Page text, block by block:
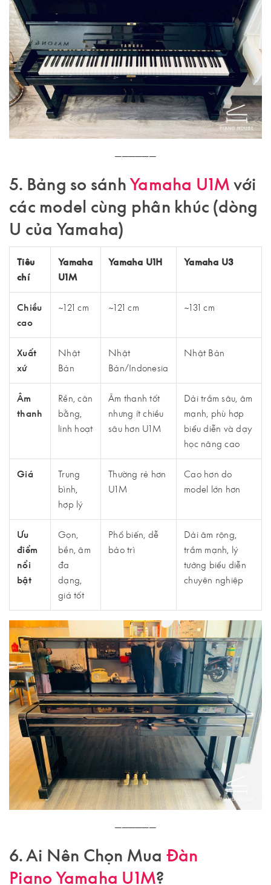
──────
5. Bảng so sánhYamaha U1M với
các model cùng phân khúc (dòng
U của Yamaha)
Tiêu
chí
Yamaha
U1M
Yamaha U1H Yamaha U3
Chiều
cao
~121 cm ~121 cm ~131 cm
Xuất
xứ
Nhật
Bản
Nhật
Bản/Indonesia
Nhật Bản
Âm
thanh
Rền, cân
bằng,
linh hoạt
Âm thanh tốt
nhưng ít chiều
sâu hơn U1M
Dải trầm sâu, âm
mạnh, phù hợp
biểu diễn và dạy
học nâng cao
Giá
Trung
bình,
hợp lý
Thường rẻ hơn
U1M
Cao hơn do
model lớn hơn
Ưu
điểm
nổi
bật
Gọn,
bền, âm
đa
dạng,
giá tốt
Phổ biến, dễ
bảo trì
Dải âm rộng,
trầm mạnh, lý
tưởng biểu diễn
chuyên nghiệp
──────
6. Ai Nên Chọn Mua Đàn
Piano Yamaha U1M?